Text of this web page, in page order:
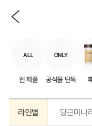
ALL
전 제품
ONLY
공식몰 단독
라인별 당근미나리